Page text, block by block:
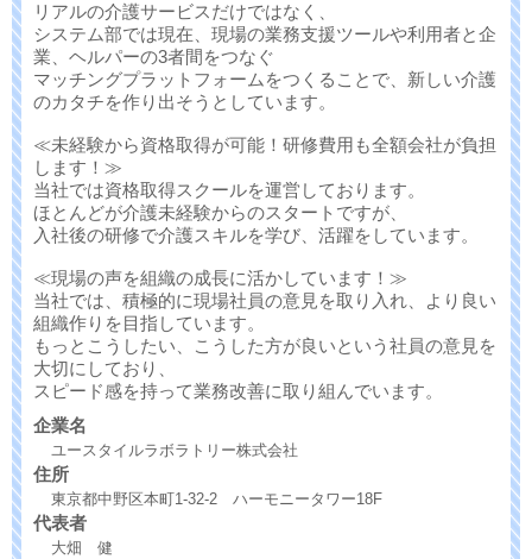
リアルの介護サービスだけではなく、
システム部では現在、現場の業務支援ツールや利用者と企
業、ヘルパーの3者間をつなぐ
マッチングプラットフォームをつくることで、新しい介護
のカタチを作り出そうとしています。
≪未経験から資格取得が可能！研修費用も全額会社が負担
します！≫
当社では資格取得スクールを運営しております。
ほとんどが介護未経験からのスタートですが、
入社後の研修で介護スキルを学び、活躍をしています。
≪現場の声を組織の成長に活かしています！≫
当社では、積極的に現場社員の意見を取り入れ、より良い
組織作りを目指しています。
もっとこうしたい、こうした方が良いという社員の意見を
大切にしており、
スピード感を持って業務改善に取り組んでいます。
企業名
ユースタイルラボラトリー株式会社
住所
東京都中野区本町1-32-2 ハーモニータワー18F
代表者
大畑 健